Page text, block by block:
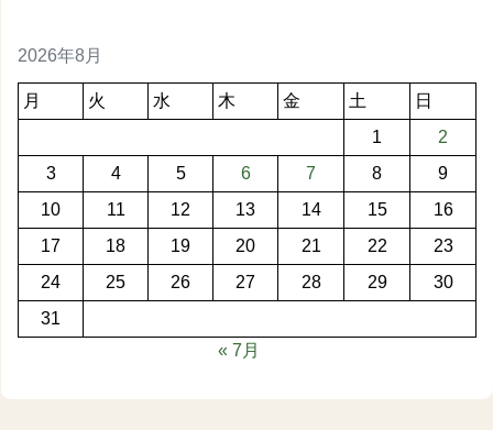
2026年8月
月 火 水 木 金 土
日
1
2
3
4 5 6 7 8
9
10
11 12 13 14 15
16
17
18 19 20 21 22
23
24
25 26 27 28 29
30
31
« 7月